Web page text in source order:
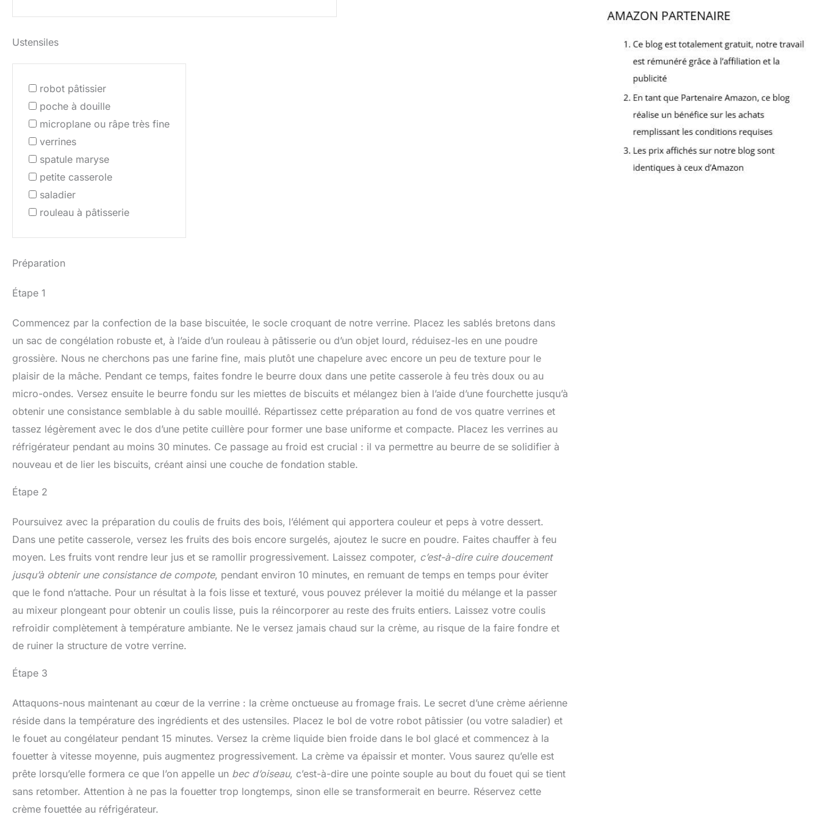
Ustensiles
robot pâtissier
poche à douille
microplane ou râpe très fine
verrines
spatule maryse
petite casserole
saladier
rouleau à pâtisserie
Préparation
Étape 1
Commencez par la confection de la base biscuitée, le socle croquant de notre verrine. Placez les sablés bretons dans
un sac de congélation robuste et, à l’aide d’un rouleau à pâtisserie ou d’un objet lourd, réduisez-les en une poudre
grossière. Nous ne cherchons pas une farine fine, mais plutôt une chapelure avec encore un peu de texture pour le
plaisir de la mâche. Pendant ce temps, faites fondre le beurre doux dans une petite casserole à feu très doux ou au
micro-ondes. Versez ensuite le beurre fondu sur les miettes de biscuits et mélangez bien à l’aide d’une fourchette jusqu’à
obtenir une consistance semblable à du sable mouillé. Répartissez cette préparation au fond de vos quatre verrines et
tassez légèrement avec le dos d’une petite cuillère pour former une base uniforme et compacte. Placez les verrines au
réfrigérateur pendant au moins 30 minutes. Ce passage au froid est crucial : il va permettre au beurre de se solidifier à
nouveau et de lier les biscuits, créant ainsi une couche de fondation stable.
Étape 2
Poursuivez avec la préparation du coulis de fruits des bois, l’élément qui apportera couleur et peps à votre dessert.
Dans une petite casserole, versez les fruits des bois encore surgelés, ajoutez le sucre en poudre. Faites chauffer à feu
moyen. Les fruits vont rendre leur jus et se ramollir progressivement. Laissez compoter, c’est-à-dire cuire doucement
jusqu’à obtenir une consistance de compote, pendant environ 10 minutes, en remuant de temps en temps pour éviter
que le fond n’attache. Pour un résultat à la fois lisse et texturé, vous pouvez prélever la moitié du mélange et la passer
au mixeur plongeant pour obtenir un coulis lisse, puis la réincorporer au reste des fruits entiers. Laissez votre coulis
refroidir complètement à température ambiante. Ne le versez jamais chaud sur la crème, au risque de la faire fondre et
de ruiner la structure de votre verrine.
Étape 3
Attaquons-nous maintenant au cœur de la verrine : la crème onctueuse au fromage frais. Le secret d’une crème aérienne
réside dans la température des ingrédients et des ustensiles. Placez le bol de votre robot pâtissier (ou votre saladier) et
le fouet au congélateur pendant 15 minutes. Versez la crème liquide bien froide dans le bol glacé et commencez à la
fouetter à vitesse moyenne, puis augmentez progressivement. La crème va épaissir et monter. Vous saurez qu’elle est
prête lorsqu’elle formera ce que l’on appelle un bec d’oiseau, c’est-à-dire une pointe souple au bout du fouet qui se tient
sans retomber. Attention à ne pas la fouetter trop longtemps, sinon elle se transformerait en beurre. Réservez cette
crème fouettée au réfrigérateur.